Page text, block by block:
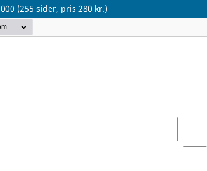
(255 sider, pris 280 kr.)